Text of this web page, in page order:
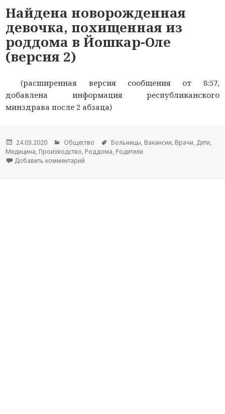
Найдена новорожденная
девочка, похищенная из
роддома в Йошкар-Оле
(версия 2)
(расширенная версия сообщения от 8:57,
добавлена информация республиканского
минздрава после 2 абзаца)
Опубликовано
24.03.2020 Рубрики
Общество Метки
Больницы, Вакансии, Врачи, Дети,
Медицина, Производство, Роддома, Родители
Добавить комментарий